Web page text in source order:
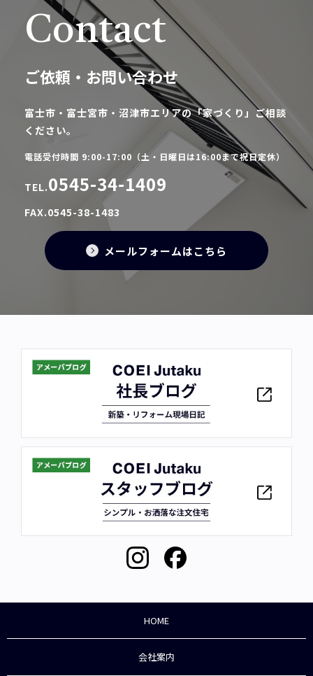
Contact
ご依頼・お問い合わせ
富士市・富士宮市・沼津市エリアの「家づくり」ご相談
ください。
電話受付時間 9:00-17:00（土・日曜日は16:00まで祝日定休）
TEL.0545-34-1409
FAX.0545-38-1483
メールフォームはこちら
HOME
会社案内